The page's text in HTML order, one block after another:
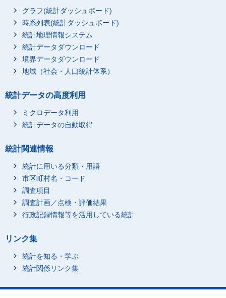
グラフ(統計ダッシュボード)
時系列表(統計ダッシュボード)
統計地理情報システム
統計データダウンロード
境界データダウンロード
地域（社会・人口統計体系）
統計データの高度利用
ミクロデータ利用
統計データの自動取得
統計関連情報
統計に用いる分類・用語
市区町村名・コード
調査項目
調査計画／点検・評価結果
行政記録情報等を活用している統計
リンク集
統計を知る・学ぶ
統計関係リンク集